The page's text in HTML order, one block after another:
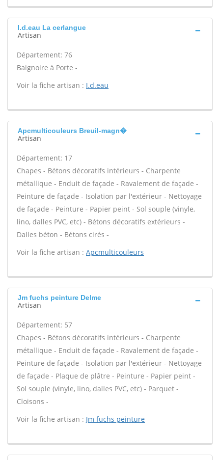
I.d.eau La cerlangue
Artisan
Département: 76
Baignoire à Porte -
Voir la fiche artisan : I.d.eau
Apcmulticouleurs Breuil-magn�
Artisan
Département: 17
Chapes - Bétons décoratifs intérieurs - Charpente
métallique - Enduit de façade - Ravalement de façade -
Peinture de façade - Isolation par l'extérieur - Nettoyage
de façade - Peinture - Papier peint - Sol souple (vinyle,
lino, dalles PVC, etc) - Bétons décoratifs extérieurs -
Dalles béton - Bétons cirés -
Voir la fiche artisan : Apcmulticouleurs
Jm fuchs peinture Delme
Artisan
Département: 57
Chapes - Bétons décoratifs intérieurs - Charpente
métallique - Enduit de façade - Ravalement de façade -
Peinture de façade - Isolation par l'extérieur - Nettoyage
de façade - Plaque de plâtre - Peinture - Papier peint -
Sol souple (vinyle, lino, dalles PVC, etc) - Parquet -
Cloisons -
Voir la fiche artisan : Jm fuchs peinture